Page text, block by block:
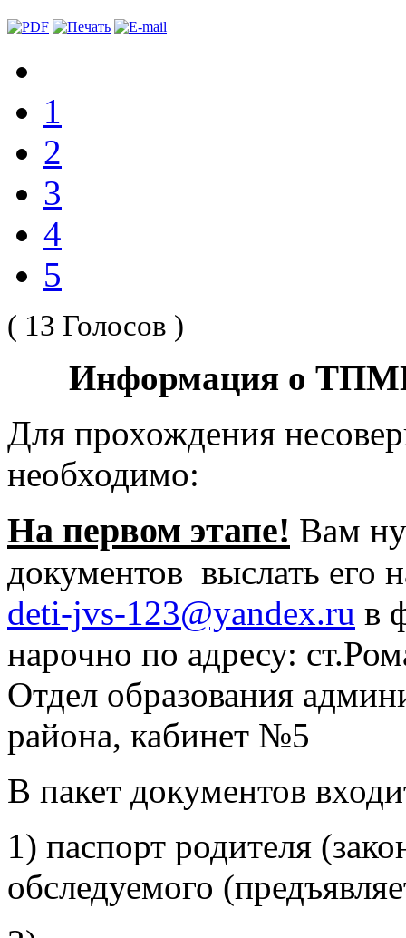
1
2
3
4
5
( 13 Голосов )
Информация о
Для прохождения
необходимо:
На первом этапе! Вам
документов выслать его
deti-jvs-123@yandex.ru в
нарочно по адресу:
Отдел образования
района, кабинет №5
В пакет документов
1) паспорт родителя
обследуемого